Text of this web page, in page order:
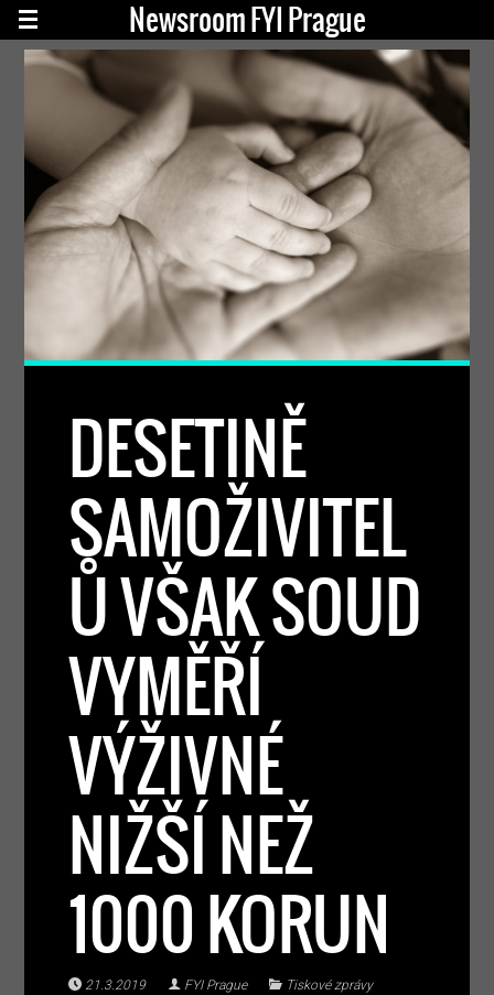
Newsroom FYI Prague
DESETINĚ
SAMOŽIVITEL
Ů VŠAK SOUD
VYMĚŘÍ
VÝŽIVNÉ
NIŽŠÍ NEŽ
1000 KORUN
21.3.2019 FYI Prague Tiskové zprávy